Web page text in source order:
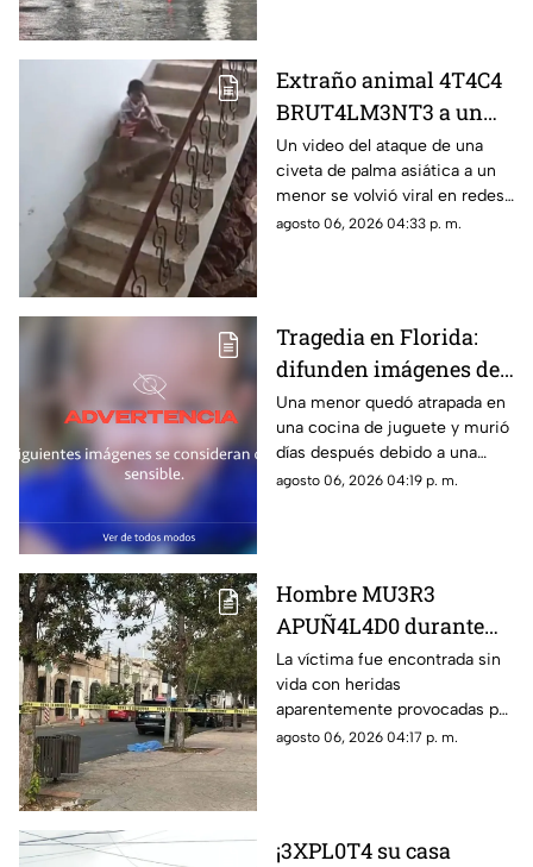
Extraño animal 4T4C4
BRUT4LM3NT3 a un
N1Ñ0 y todo queda en
VIDEO
Un video del ataque de una
civeta de palma asiática a un
menor se volvió viral en redes
sociales; el niño recibió
agosto 06, 2026 04:33 p. m.
Tragedia en Florida:
difunden imágenes de
la cocinita de juguete
donde perdió la vida
una niña
Una menor quedó atrapada en
una cocina de juguete y murió
días después debido a una
asfixia posicional accidental.
agosto 06, 2026 04:19 p. m.
Hombre MU3R3
APUÑ4L4D0 durante
VI0L3NT0 intento de
asalto
La víctima fue encontrada sin
vida con heridas
aparentemente provocadas por
un arma blanca.
agosto 06, 2026 04:17 p. m.
¡3XPL0T4 su casa